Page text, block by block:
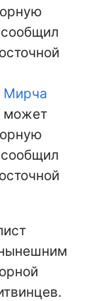
Мирча
может
сообщил